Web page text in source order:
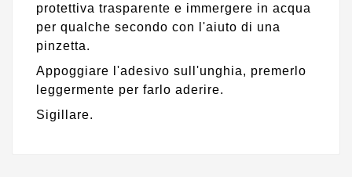
protettiva trasparente e immergere in acqua
per qualche secondo con l'aiuto di una
pinzetta.
Appoggiare l'adesivo sull'unghia, premerlo
leggermente per farlo aderire.
Sigillare.